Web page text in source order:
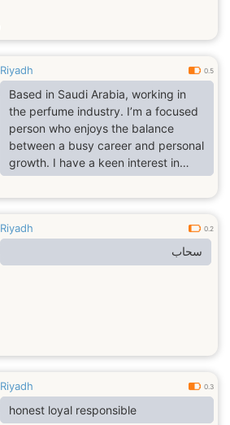
Riyadh 0.5
Based in Saudi Arabia, working in
the perfume industry. I’m a focused
person who enjoys the balance
between a busy career and personal
growth. I have a keen interest in
technology and modern trends.
Looking for someone genuine to
stories with."
Riyadh 0.2
سحاب
Riyadh 0.3
honest loyal responsible